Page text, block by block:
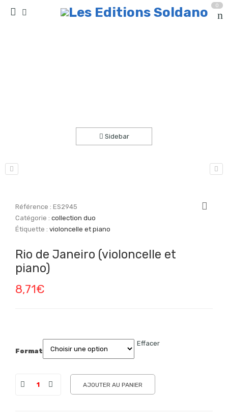
0
Sidebar
Référence :ES2945
Catégorie :collection duo
Étiquette :violoncelle et piano
Rio de Janeiro (violoncelle et
piano)
8,71€
Format
Effacer
AJOUTER AU PANIER